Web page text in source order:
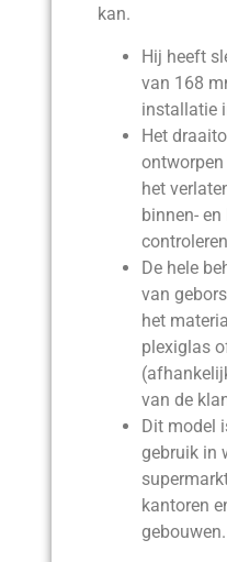
kan.
Hij heeft
van 168
installatie
Het
het
binnen-
De hele
van
het
plexiglas
van de
Dit model
gebruik in
kantoren
gebouwen.